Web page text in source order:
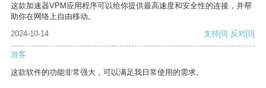
这款加速器VPM应用程序可以给你提供最高速度和安全性的连接，并帮
助你在网络上自由移动。
2024-10-14
支持[0] 反对[0]
游客
这款软件的功能非常强大，可以满足我日常使用的需求。